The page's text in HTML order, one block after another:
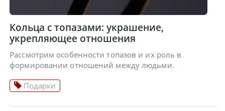
Кольца с топазами: украшение,
укрепляющее отношения
Рассмотрим особенности топазов и их роль в
формировании отношений между людьми.
Подарки